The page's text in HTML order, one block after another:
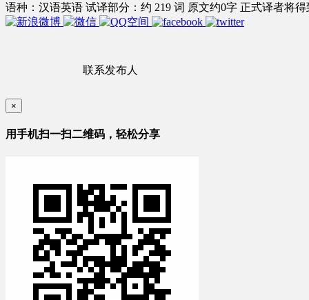
语种：汉语英语 试译部分：约 219 词 原文约0字 正式译者将
联系发布人
×
用手机扫一扫二维码，轻松分享